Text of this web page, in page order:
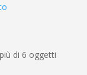
di 6 oggetti